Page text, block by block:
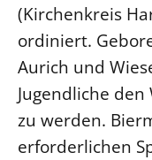
(Kirchenkreis
ordiniert.
Aurich und
Jugendliche
zu werden.
erforderlichen
MITARBEIT
Ehrenamt
Beruf
Freie Stellen
BIBLIOTHEK &